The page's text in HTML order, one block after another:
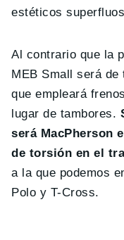
estéticos
Al contrario que la
MEB Small será
que empleará
lugar de tambores.
será MacPherson
de torsión en el
a la que podemos
Polo y T-Cross.